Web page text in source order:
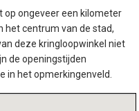
op ongeveer een kilometer
het centrum van de stad,
deze kringloopwinkel niet
de openingstijden
in het opmerkingenveld.